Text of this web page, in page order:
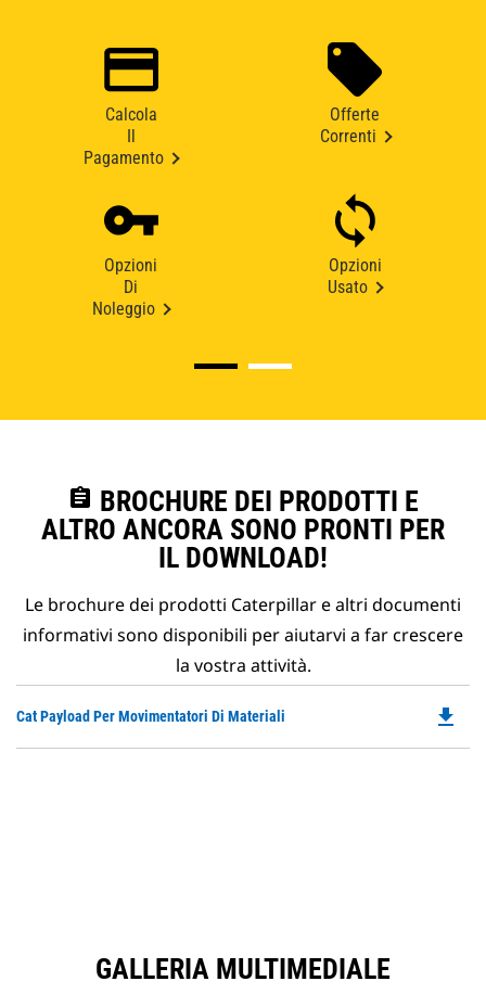
Calcola
Pagamento
Offerte
Correnti
Opzioni
Di
Noleggio
Opzioni
Usato
assignment BROCHURE DEI PRODOTTI E
ALTRO ANCORA SONO PRONTI PER
IL DOWNLOAD!
Le brochure dei prodotti Caterpillar e altri documenti
informativi sono disponibili per aiutarvi a far crescere
la vostra attività.
Cat Payload Per Movimentatori Di Materiali file_download
GALLERIA MULTIMEDIALE